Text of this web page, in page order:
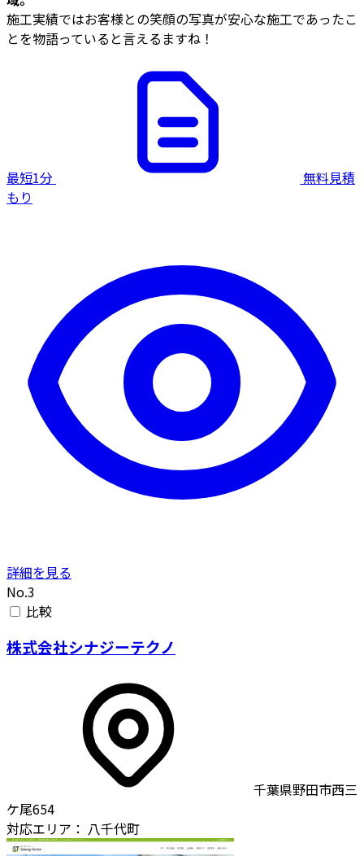
施工実績ではお客様との笑顔の写真が安心な施工であったこ
とを物語っていると言えるますね！
最短1分
無料見積
もり
詳細を見る
No.3
比較
株式会社シナジーテクノ
千葉県野田市西三
ケ尾654
対応エリア： 八千代町